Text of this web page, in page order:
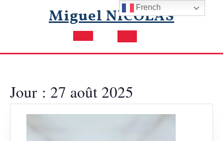
Miguel NICOLAS
Open
Jour : 27 août 2025
French